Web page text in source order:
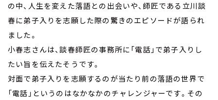
の中、人生を変えた落語との出会いや、師匠である立川談
春に弟子入りを志願した際の驚きのエピソードが語られ
ました。
小春志さんは、談春師匠の事務所に「電話」で弟子入りし
たい旨を伝えたそうです。
対面で弟子入りを志願するのが当たり前の落語の世界で
「電話」というのはなかなかのチャレンジャーです。その